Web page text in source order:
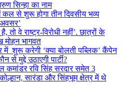
सिन्हा का नाम
से शुरू होगा तीन दिवसीय भव्य
तो वे राष्ट्र-विरोधी नहीं’. छात्रों के
मोहन भागवत
में शुरू करेगी ‘क्या बोलती पब्लिक’ कैंपेन
से मुद्दे उठाएगी पार्टी?
कमांडर रवि सिंह सरदार समेत 3
सारंडा और सिंहभूम क्षेत्र में थे